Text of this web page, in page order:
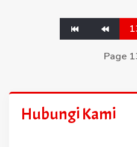
Page
Hubungi Kami